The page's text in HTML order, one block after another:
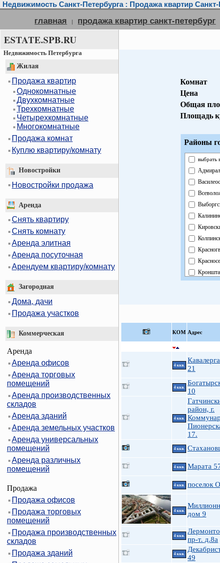
Недвижимость Санкт-Петербурга : Продажа квартир Санкт-
главная | продажа квартир санкт-петербург
ESTATE.SPB.RU
Недвижимость Петербурга
Жилая
Продажа квартир
Однокомнатные
Двухкомнатные
Трехкомнатные
Четырехкомнатные
Многокомнатные
Продажа комнат
Куплю квартиру/комнату
Новостройки
Новостройки продажа
Аренда
Снять квартиру
Снять комнату
Аренда элитная
Аренда посуточная
Арендуем квартиру/комнату
Загородная
Дома, дачи
Продажа участков
Коммерческая
Аренда
Аренда офисов
Аренда торговых
помещений
Аренда производственных
складов
Аренда зданий
Аренда земельных участков
Аренда универсальных
помещений
Аренда различных
помещений
Продажа
Продажа офисов
Продажа торговых
помещений
Продажа производственных
складов
Продажа зданий
Комнат
Цена
Общая
Площадь
Районы
выбрать
КOМ Адрес
4 ккв.
21
4 ккв.
10
4 ккв.
район, г.
17.
4 ккв.
4 ккв. Марата
4 ккв. поселок
4 ккв.
дом 9
4 ккв.
пр-т. д.8а
4 ккв.
49